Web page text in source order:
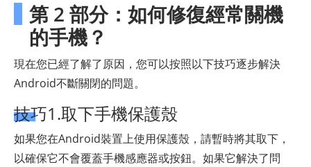
第 2 部分：如何修復經常關機
的手機？
現在您已經了解了原因，您可以按照以下技巧逐步解決
Android不斷關閉的問題。
技巧1.取下手機保護殼
如果您在Android裝置上使用保護殼，請暫時將其取下，
以確保它不會覆蓋手機感應器或按鈕。如果它解決了問